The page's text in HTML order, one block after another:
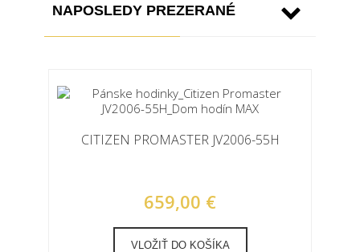
NAPOSLEDY PREZERANÉ
CITIZEN PROMASTER JV2006-55H
659,00 €
VLOŽIŤ DO KOŠÍKA